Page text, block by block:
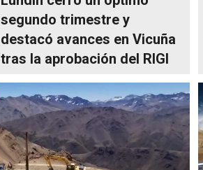
segundo trimestre y
destacó avances en Vicuña
tras la aprobación del RIGI